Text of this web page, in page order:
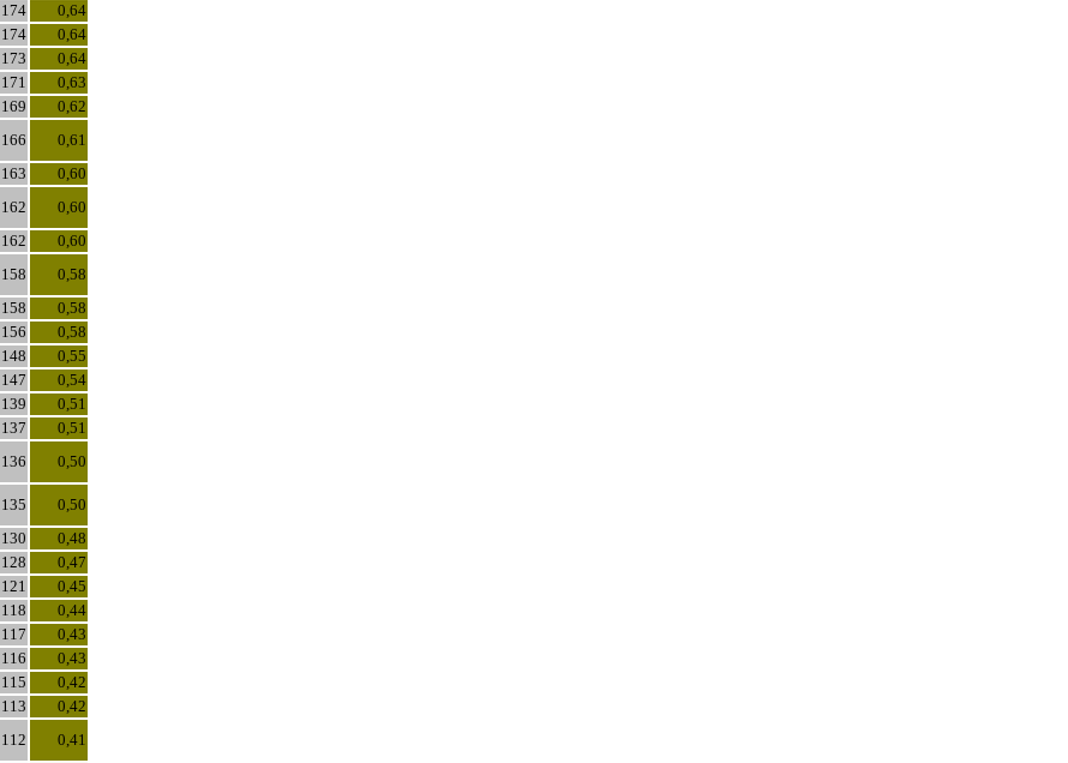
174
0,64
174
0,64
173
0,64
171
0,63
169
0,62
166
0,61
163
0,60
162
0,60
162
0,60
158
0,58
158
0,58
156
0,58
148
0,55
147
0,54
139
0,51
137
0,51
136 0,50
135
0,50
130
0,48
128
0,47
121
0,45
118
0,44
117
0,43
116
0,43
115
0,42
113
0,42
112
0,41